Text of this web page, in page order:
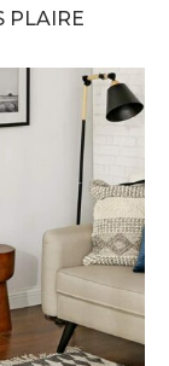
PLAIRE